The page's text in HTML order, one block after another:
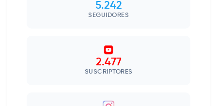
5.242
SEGUIDORES
2.477
SUSCRIPTORES